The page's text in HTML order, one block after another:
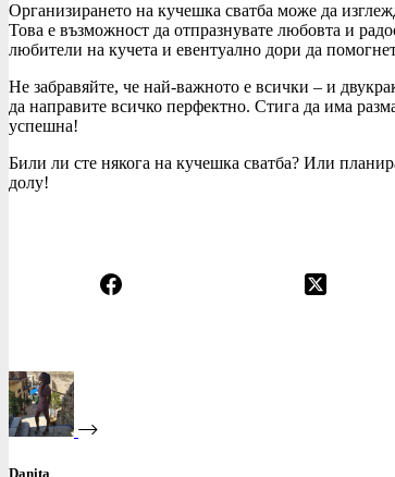
Организирането на кучешка сватба може да
Това е възможност да отпразнувате любовта и
любители на кучета и евентуално дори да
Не забравяйте, че най-важното е всички – и
да направите всичко перфектно. Стига да има
успешна!
Били ли сте някога на кучешка сватба? Или
долу!
Danita